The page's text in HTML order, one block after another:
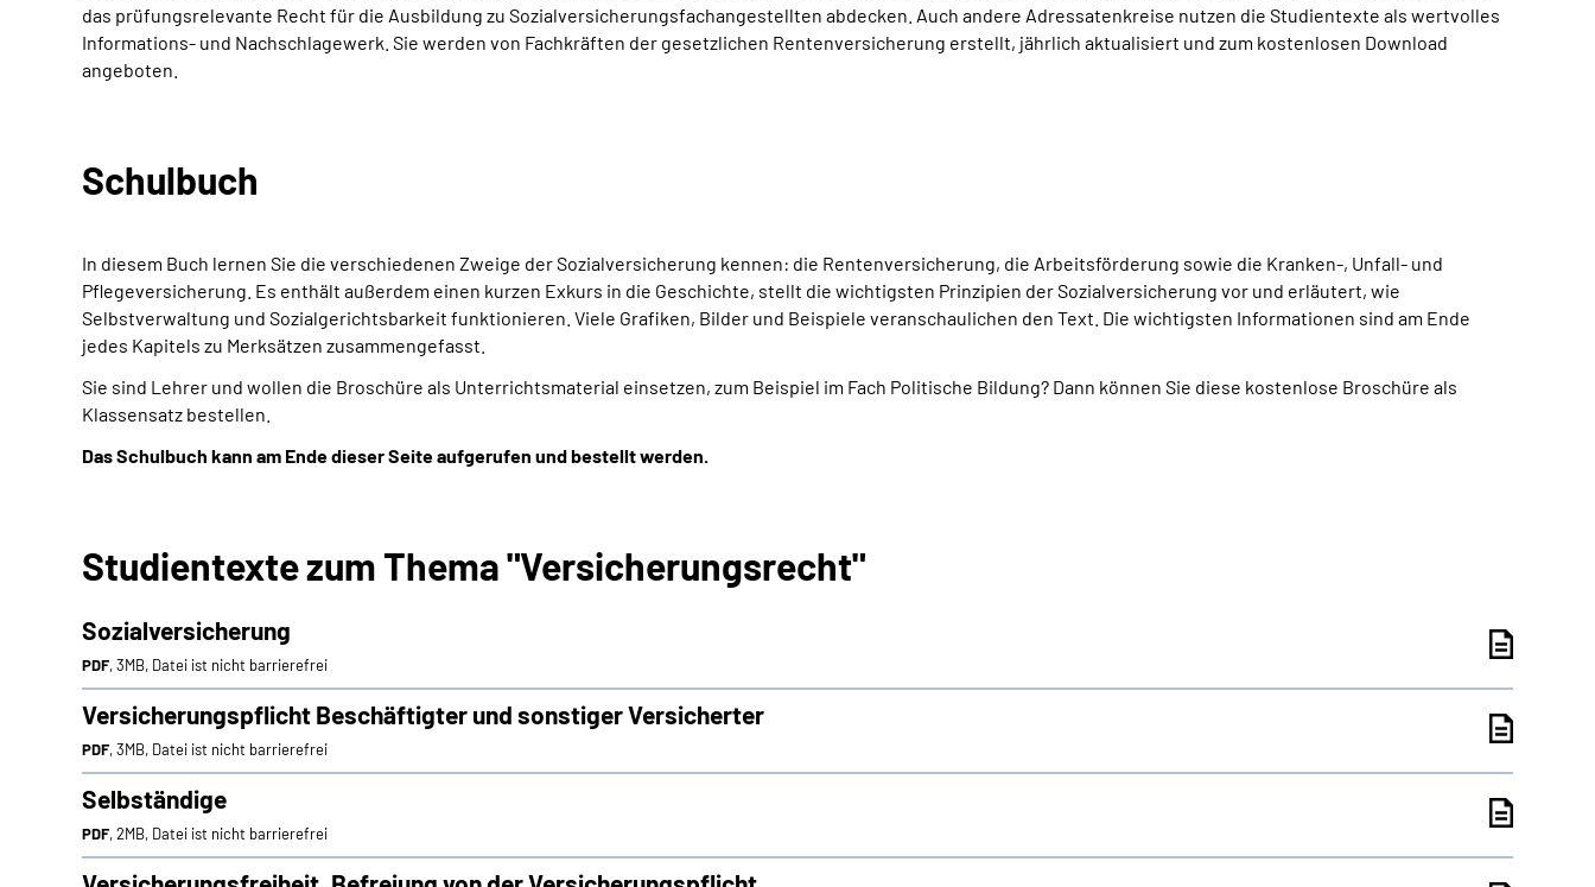
das prüfungsrelevante Recht für die Ausbildung zu Sozialversicherungsfachangestellten abdecken. Auch andere Adressatenkreise nutzen die Studientexte als wertvolles
Informations- und Nachschlagewerk. Sie werden von Fachkräften der gesetzlichen Rentenversicherung erstellt, jährlich aktualisiert und zum kostenlosen Download
angeboten.
Schulbuch
In diesem Buch lernen Sie die verschiedenen Zweige der Sozialversicherung kennen: die Rentenversicherung, die Arbeitsförderung sowie die Kranken-, Unfall- und
Pflegeversicherung. Es enthält außerdem einen kurzen Exkurs in die Geschichte, stellt die wichtigsten Prinzipien der Sozialversicherung vor und erläutert, wie
Selbstverwaltung und Sozialgerichtsbarkeit funktionieren. Viele Grafiken, Bilder und Beispiele veranschaulichen den Text. Die wichtigsten Informationen sind am Ende
jedes Kapitels zu Merksätzen zusammengefasst.
Sie sind Lehrer und wollen die Broschüre als Unterrichtsmaterial einsetzen, zum Beispiel im Fach Politische Bildung? Dann können Sie diese kostenlose Broschüre als
Klassensatz bestellen.
Das Schulbuch kann am Ende dieser Seite aufgerufen und bestellt werden.
Studientexte zum Thema "Versicherungsrecht"
Sozialversicherung
PDF, 3MB, Datei ist nicht barrierefrei
Versicherungspflicht Beschäftigter und sonstiger Versicherter
PDF, 3MB, Datei ist nicht barrierefrei
Selbständige
PDF, 2MB, Datei ist nicht barrierefrei